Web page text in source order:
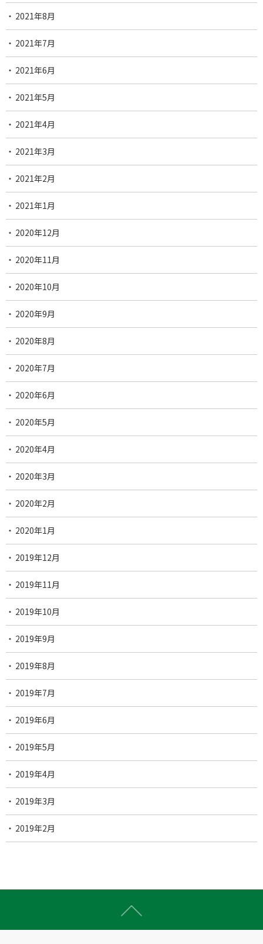
2021年8月
2021年7月
2021年6月
2021年5月
2021年4月
2021年3月
2021年2月
2021年1月
2020年12月
2020年11月
2020年10月
2020年9月
2020年8月
2020年7月
2020年6月
2020年5月
2020年4月
2020年3月
2020年2月
2020年1月
2019年12月
2019年11月
2019年10月
2019年9月
2019年8月
2019年7月
2019年6月
2019年5月
2019年4月
2019年3月
2019年2月